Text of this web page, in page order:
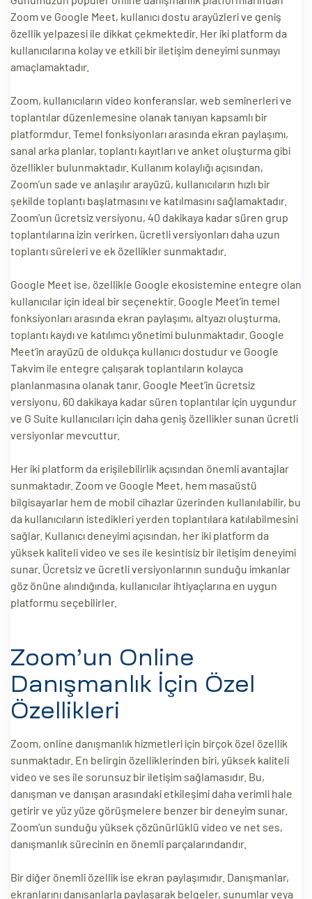
Zoom ve Google Meet, kullanıcı dostu arayüzleri ve geniş
özellik yelpazesi ile dikkat çekmektedir. Her iki platform da
kullanıcılarına kolay ve etkili bir iletişim deneyimi sunmayı
amaçlamaktadır.
Zoom, kullanıcıların video konferanslar, web seminerleri ve
toplantılar düzenlemesine olanak tanıyan kapsamlı bir
platformdur. Temel fonksiyonları arasında ekran paylaşımı,
sanal arka planlar, toplantı kayıtları ve anket oluşturma gibi
özellikler bulunmaktadır. Kullanım kolaylığı açısından,
Zoom’un sade ve anlaşılır arayüzü, kullanıcıların hızlı bir
şekilde toplantı başlatmasını ve katılmasını sağlamaktadır.
Zoom’un ücretsiz versiyonu, 40 dakikaya kadar süren grup
toplantılarına izin verirken, ücretli versiyonları daha uzun
toplantı süreleri ve ek özellikler sunmaktadır.
Google Meet ise, özellikle Google ekosistemine entegre olan
kullanıcılar için ideal bir seçenektir. Google Meet’in temel
fonksiyonları arasında ekran paylaşımı, altyazı oluşturma,
toplantı kaydı ve katılımcı yönetimi bulunmaktadır. Google
Meet’in arayüzü de oldukça kullanıcı dostudur ve Google
Takvim ile entegre çalışarak toplantıların kolayca
planlanmasına olanak tanır. Google Meet’in ücretsiz
versiyonu, 60 dakikaya kadar süren toplantılar için uygundur
ve G Suite kullanıcıları için daha geniş özellikler sunan ücretli
versiyonlar mevcuttur.
Her iki platform da erişilebilirlik açısından önemli avantajlar
sunmaktadır. Zoom ve Google Meet, hem masaüstü
bilgisayarlar hem de mobil cihazlar üzerinden kullanılabilir, bu
da kullanıcıların istedikleri yerden toplantılara katılabilmesini
sağlar. Kullanıcı deneyimi açısından, her iki platform da
yüksek kaliteli video ve ses ile kesintisiz bir iletişim deneyimi
sunar. Ücretsiz ve ücretli versiyonlarının sunduğu imkanlar
göz önüne alındığında, kullanıcılar ihtiyaçlarına en uygun
platformu seçebilirler.
Zoom’un Online
Danışmanlık İçin Özel
Özellikleri
Zoom, online danışmanlık hizmetleri için birçok özel özellik
sunmaktadır. En belirgin özelliklerinden biri, yüksek kaliteli
video ve ses ile sorunsuz bir iletişim sağlamasıdır. Bu,
danışman ve danışan arasındaki etkileşimi daha verimli hale
getirir ve yüz yüze görüşmelere benzer bir deneyim sunar.
Zoom’un sunduğu yüksek çözünürlüklü video ve net ses,
danışmanlık sürecinin en önemli parçalarındandır.
Bir diğer önemli özellik ise ekran paylaşımıdır. Danışmanlar,
ekranlarını danışanlarla paylaşarak belgeler, sunumlar veya